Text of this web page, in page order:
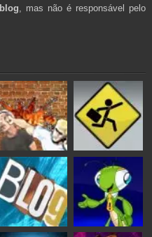
blog , mas não é responsável pelo